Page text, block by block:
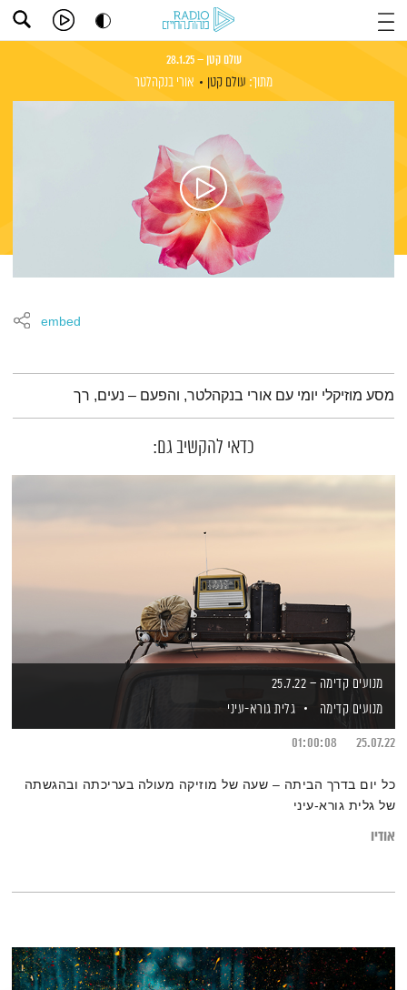
עולם קטן – 28.1.25
מתוך: עולם קטן אורי בנקהלטר
embed
תמצית הפודקאסט
מסע מוזיקלי יומי עם אורי בנקהלטר, והפעם – נעים, רך
כדאי להקשיב גם:
מנועים קדימה – 25.7.22
מנועים קדימה
גלית גורא-עיני
25.07.22
01:00:08
כל יום בדרך הביתה – שעה של מוזיקה מעולה בעריכתה ובהגשתה
של גלית גורא-עיני
אודיו